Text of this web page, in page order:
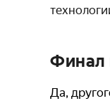
Финал
Да,